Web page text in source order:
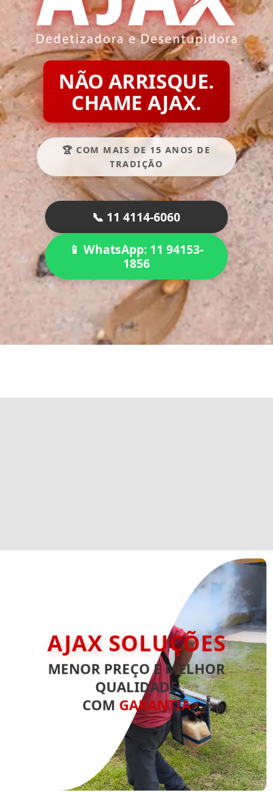
NÃO ARRISQUE.
CHAME AJAX.
🏆 COM MAIS DE 15 ANOS DE
TRADIÇÃO
📞 11 4114-6060
📱 WhatsApp: 11 94153-
1856
AJAX SOLUÇÕES
MENOR PREÇO E MELHOR
QUALIDADE
COM GARANTIA